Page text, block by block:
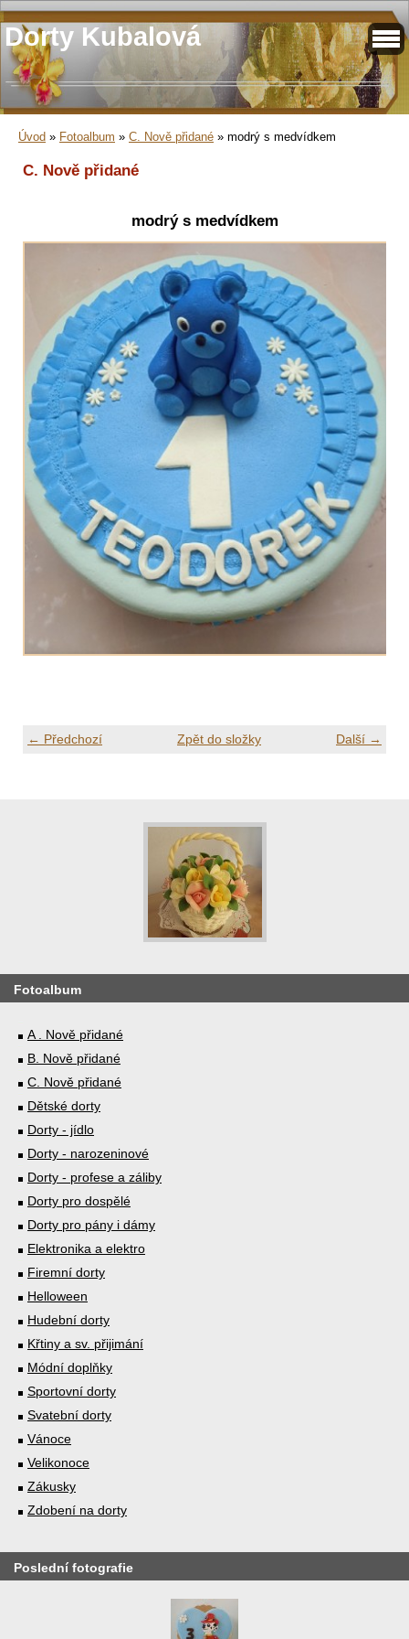
Dorty Kubalová
Úvod » Fotoalbum » C. Nově přidané » modrý s medvídkem
C. Nově přidané
modrý s medvídkem
← Předchozí Další →
Zpět do složky
Fotoalbum
A . Nově přidané
B. Nově přidané
C. Nově přidané
Dětské dorty
Dorty - jídlo
Dorty - narozeninové
Dorty - profese a záliby
Dorty pro dospělé
Dorty pro pány i dámy
Elektronika a elektro
Firemní dorty
Helloween
Hudební dorty
Křtiny a sv. přijimání
Módní doplňky
Sportovní dorty
Svatební dorty
Vánoce
Velikonoce
Zákusky
Zdobení na dorty
Poslední fotografie